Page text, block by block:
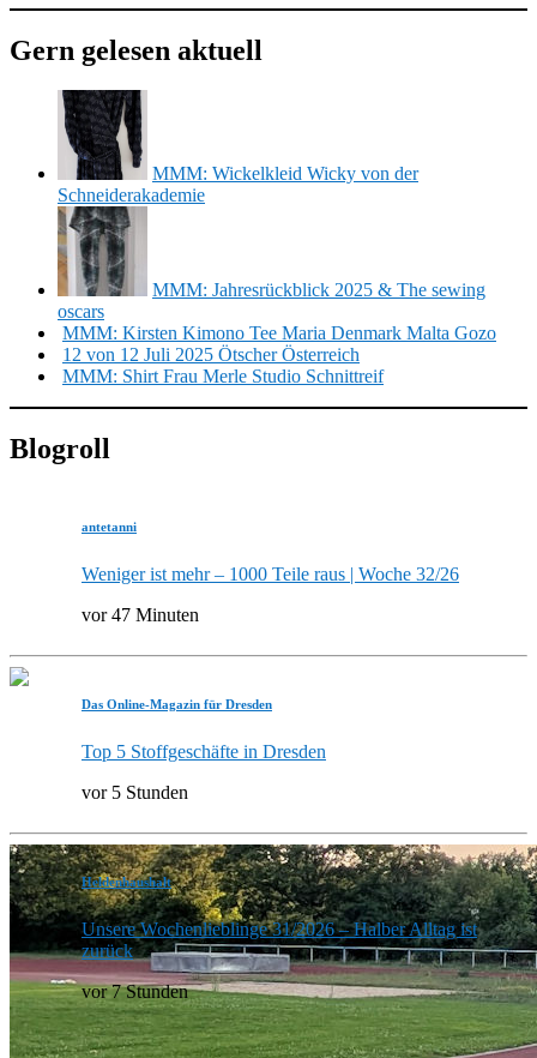
Gern gelesen aktuell
MMM: Wickelkleid Wicky von der
Schneiderakademie
MMM: Jahresrückblick 2025 & The sewing
oscars
MMM: Kirsten Kimono Tee Maria Denmark Malta Gozo
12 von 12 Juli 2025 Ötscher Österreich
MMM: Shirt Frau Merle Studio Schnittreif
Blogroll
antetanni
Weniger ist mehr – 1000 Teile raus | Woche 32/26
vor 47 Minuten
Das Online-Magazin für Dresden
Top 5 Stoffgeschäfte in Dresden
vor 5 Stunden
Heldenhaushalt
Unsere Wochenlieblinge 31/2026 – Halber Alltag ist
zurück
vor 7 Stunden